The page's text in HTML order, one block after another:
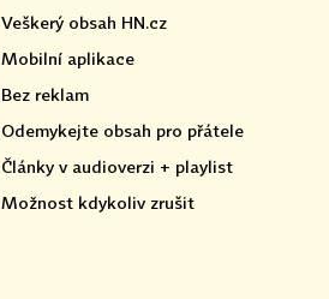
Veškerý obsah HN.cz
Mobilní aplikace
Bez reklam
Odemykejte obsah pro přátele
Články v audioverzi + playlist
Možnost kdykoliv zrušit